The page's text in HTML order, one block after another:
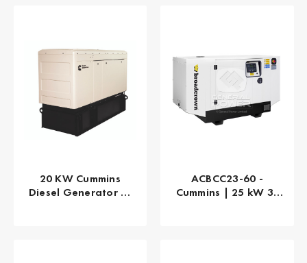
20 KW Cummins
Diesel Generator 1-
ACBCC23-60 -
Cummins | 25 kW 31